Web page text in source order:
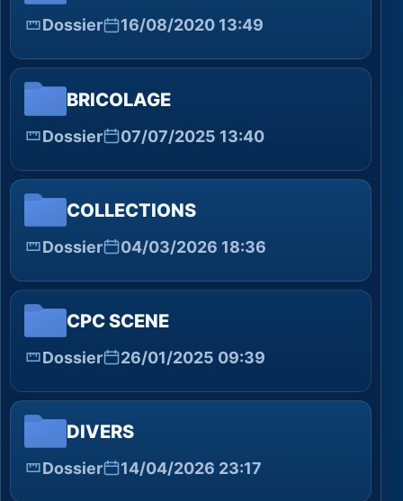
Dossier 16/08/2020 13:49
BRICOLAGE
Dossier 07/07/2025 13:40
COLLECTIONS
Dossier 04/03/2026 18:36
CPC SCENE
Dossier 26/01/2025 09:39
DIVERS
Dossier 14/04/2026 23:17